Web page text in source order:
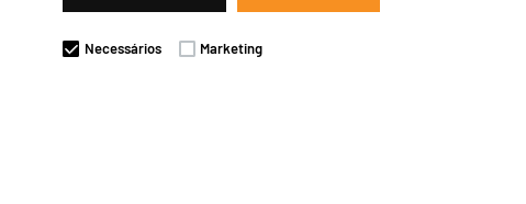
Necessários Marketing